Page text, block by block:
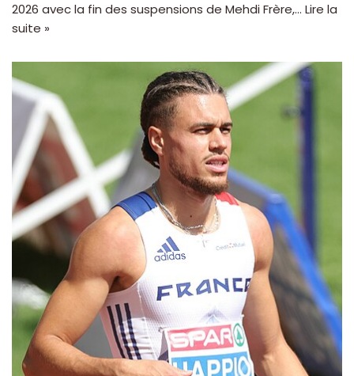
2026 avec la fin des suspensions de Mehdi Frère,… Lire la
suite »